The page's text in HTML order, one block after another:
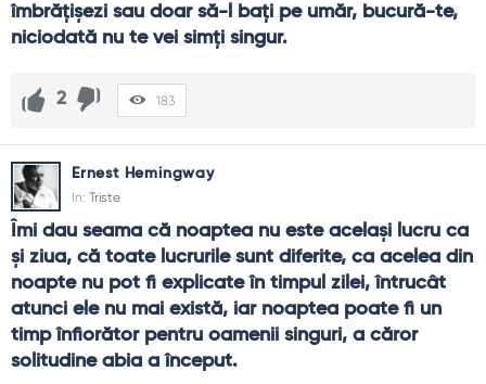
îmbrățișezi sau doar să-l bați pe umăr, bucură-te,
niciodată nu te vei simți singur.
2 183
Ernest Hemingway
In: Triste
Îmi dau seama că noaptea nu este același lucru ca
și ziua, că toate lucrurile sunt diferite, ca acelea din
noapte nu pot fi explicate în timpul zilei, întrucât
atunci ele nu mai există, iar noaptea poate fi un
timp înfiorător pentru oamenii singuri, a căror
solitudine abia a început.